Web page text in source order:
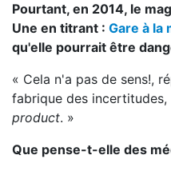
Pourtant, en 2014, le
Une en titrant : Gare à la
qu'elle pourrait être
« Cela n'a pas de sens!,
fabrique des incertitudes,
product. »
Que pense-t-elle des